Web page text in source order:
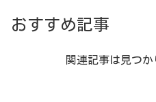
おすすめ記事
関連記事は見つか